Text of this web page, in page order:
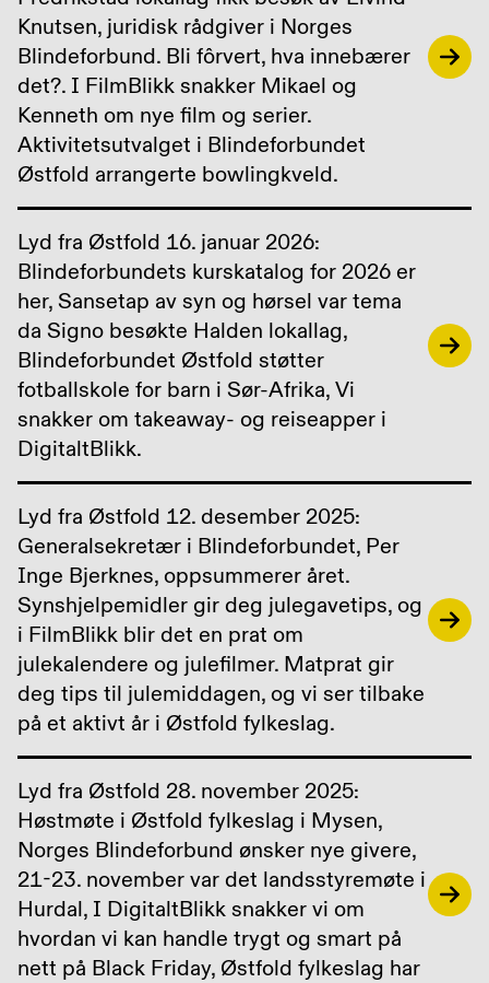
Knutsen, juridisk rådgiver i Norges
Blindeforbund. Bli fôrvert, hva innebærer
det?. I FilmBlikk snakker Mikael og
Kenneth om nye film og serier.
Aktivitetsutvalget i Blindeforbundet
Østfold arrangerte bowlingkveld.
Lyd fra Østfold 16. januar 2026:
Blindeforbundets kurskatalog for 2026 er
her, Sansetap av syn og hørsel var tema
da Signo besøkte Halden lokallag,
Blindeforbundet Østfold støtter
fotballskole for barn i Sør-Afrika, Vi
snakker om takeaway- og reiseapper i
DigitaltBlikk.
Lyd fra Østfold 12. desember 2025:
Generalsekretær i Blindeforbundet, Per
Inge Bjerknes, oppsummerer året.
Synshjelpemidler gir deg julegavetips, og
i FilmBlikk blir det en prat om
julekalendere og julefilmer. Matprat gir
deg tips til julemiddagen, og vi ser tilbake
på et aktivt år i Østfold fylkeslag.
Lyd fra Østfold 28. november 2025:
Høstmøte i Østfold fylkeslag i Mysen,
Norges Blindeforbund ønsker nye givere,
21-23. november var det landsstyremøte i
Hurdal, I DigitaltBlikk snakker vi om
hvordan vi kan handle trygt og smart på
nett på Black Friday, Østfold fylkeslag har